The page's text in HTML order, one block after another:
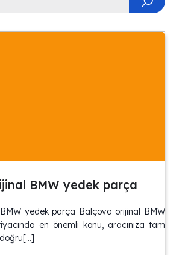
BMW yedek parça
yedek parça Balçova orijinal BMW
en önemli konu, aracınıza tam